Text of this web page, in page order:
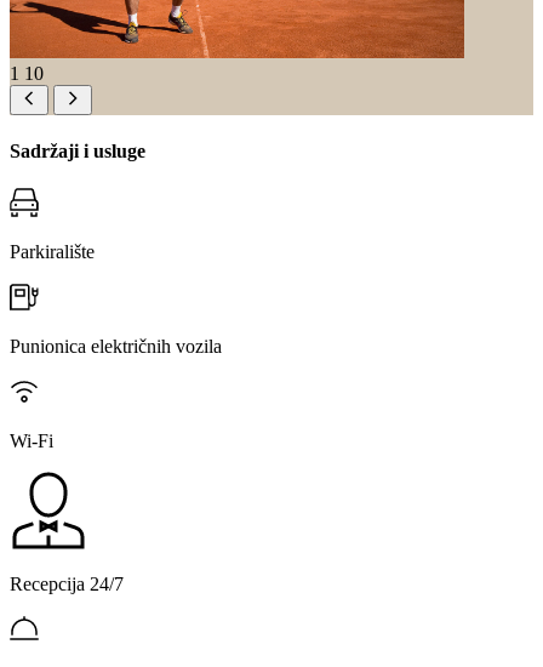
1 10
Sadržaji i usluge
Parkiralište
Punionica električnih vozila
Wi-Fi
Recepcija 24/7